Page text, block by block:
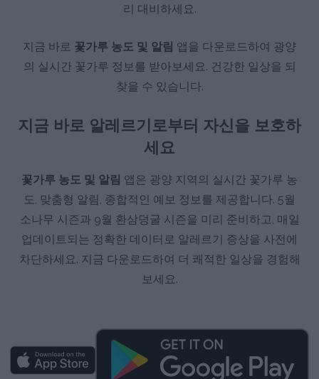
리 대비하세요.
지금 바로 꽃가루 농도 및 알림 앱을 다운로드하여 광양
의 실시간 꽃가루 정보를 받아보세요. 건강한 일상을 되
찾을 수 있습니다.
지금 바로 알레르기로부터 자신을 보호하
세요
꽃가루 농도 및 알림 앱은 광양 지역의 실시간 꽃가루 농
도, 맞춤형 알림, 종합적인 예보 정보를 제공합니다. 5월
소나무 시즌과 9월 환삼덩굴 시즌을 미리 준비하고, 매일
업데이트되는 정확한 데이터로 알레르기 증상을 사전에
차단하세요. 지금 다운로드하여 더 쾌적한 일상을 경험해
보세요.